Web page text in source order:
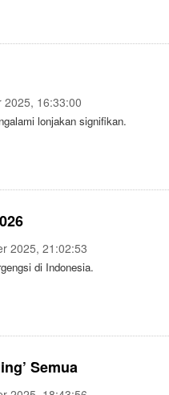
2025, 16:33:00
lonjakan signifikan.
2025, 21:02:53
di Indonesia.
Semua